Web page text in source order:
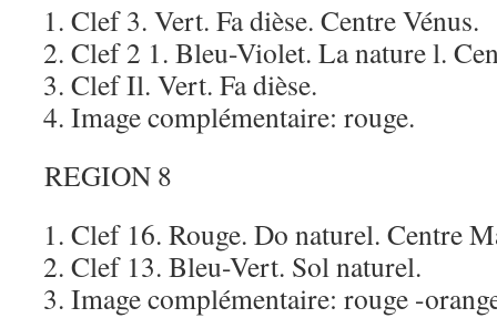
Clef 3. Vert. Fa dièse. Centre Vénus.
Clef 2 1. Bleu-Violet. La nature l.
Clef Il. Vert. Fa dièse.
Image complémentaire: rouge.
REGION 8
Clef 16. Rouge. Do naturel. Centre
Clef 13. Bleu-Vert. Sol naturel.
Image complémentaire: rouge -